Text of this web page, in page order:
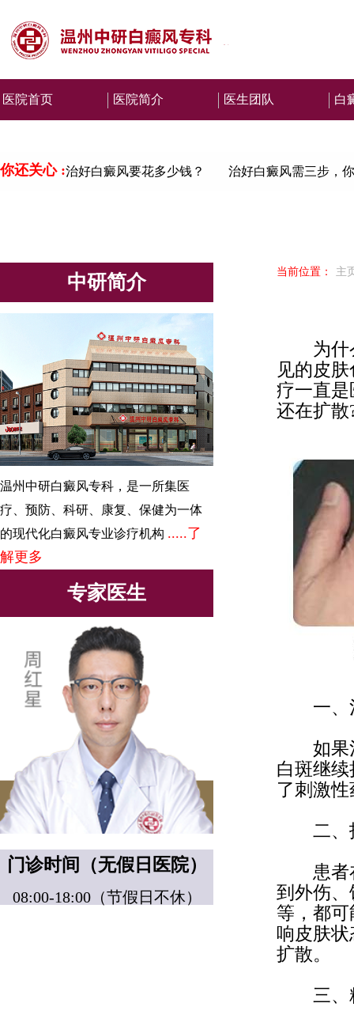
医院首页 医院简介 医生团队 白
你还关心 :治好白癜风要花多少钱？ 治好白癜风需三步，
中研简介
温州中研白癜风专科，是一所集医
疗、预防、科研、康复、保健为一体
的现代化白癜风专业诊疗机构 .....了
解更多
专家医生
门诊时间（无假日医院）
08:00-18:00（节假日不休）
当前位置： 主
为什
见的皮
疗一直
还在扩散
一、
如果治
白斑继
了刺激
二、
患者在
到外伤
等，都
响皮肤
扩散。
三、